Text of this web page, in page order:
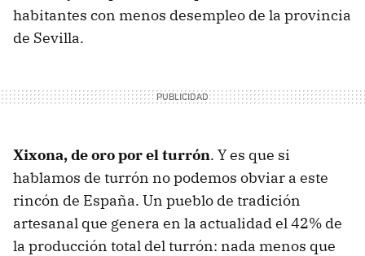
habitantes con menos desempleo de la provincia
de Sevilla.
Xixona, de oro por el turrón. Y es que si
hablamos de turrón no podemos obviar a este
rincón de España. Un pueblo de tradición
artesanal que genera en la actualidad el 42% de
la producción total del turrón: nada menos que